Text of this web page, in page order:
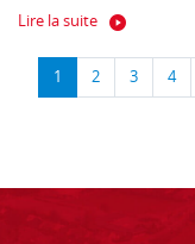
Lire la suite
1 2 3 4